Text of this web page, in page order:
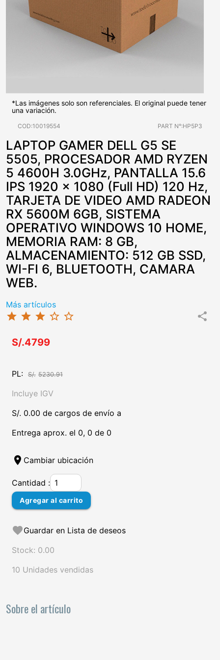
*Las imágenes solo son referenciales. El original puede tener
una variación.
COD:10019554 PART N°:HP5P3
LAPTOP GAMER DELL G5 SE
5505, PROCESADOR AMD RYZEN
5 4600H 3.0GHz, PANTALLA 15.6
IPS 1920 x 1080 (Full HD) 120 Hz,
TARJETA DE VIDEO AMD RADEON
RX 5600M 6GB, SISTEMA
OPERATIVO WINDOWS 10 HOME,
MEMORIA RAM: 8 GB,
ALMACENAMIENTO: 512 GB SSD,
WI-FI 6, BLUETOOTH, CAMARA
WEB.
Más artículos
star star star star_border star_border share
S/.4799
PL: S/. 5230.91
Incluye IGV
S/. 0.00 de cargos de envío a
Entrega aprox. el 0, 0 de 0
location_on Cambiar ubicación
Cantidad :
Agregar al carrito
favoriteGuardar en Lista de deseos
Stock: 0.00
10 Unidades vendidas
Sobre el artículo